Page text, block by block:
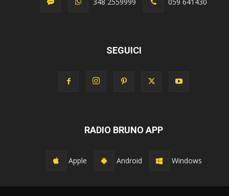
348 2559999 059 641430
SEGUICI
RADIO BRUNO APP
Apple Android Windows